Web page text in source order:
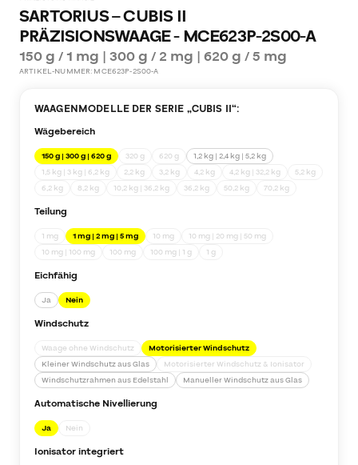
SARTORIUS – CUBIS II
PRÄZISIONSWAAGE - MCE623P-2S00-A
150 g / 1 mg | 300 g / 2 mg | 620 g / 5 mg
ARTIKEL-NUMMER: MCE623P-2S00-A
WAAGENMODELLE DER SERIE „CUBIS II“:
Wägebereich
150 g | 300 g | 620 g 320 g 620 g
1,2 kg | 2,4 kg | 5,2 kg
1,5 kg | 3 kg | 6,2 kg
2,2 kg 3,2 kg 4,2 kg 4,2 kg | 32,2 kg
5,2 kg
6,2 kg
8,2 kg 10,2 kg | 36,2 kg 36,2 kg 50,2 kg 70,2 kg
Teilung
1 mg 1 mg | 2 mg | 5 mg 10 mg
10 mg | 20 mg | 50 mg
10 mg | 100 mg
100 mg 100 mg | 1 g 1 g
Eichfähig
Ja Nein
Windschutz
Waage ohne Windschutz
Motorisierter Windschutz
Kleiner Windschutz aus Glas
Motorisierter Windschutz & Ionisator
Windschutzrahmen aus Edelstahl
Manueller Windschutz aus Glas
Automatische Nivellierung
Ja Nein
Ionisator integriert